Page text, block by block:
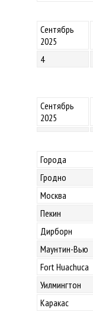
Сентябрь
2025
4
Сентябрь
2025
Города
Гродно
Москва
Пекин
Дирборн
Маунтин-Вью
Fort Huachuca
Уилмингтон
Каракас